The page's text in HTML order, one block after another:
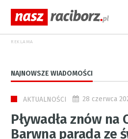
REKLAMA
NAJNOWSZE WIADOMOŚCI
AKTUALNOŚCI 28 czerwca
Pływadła znów na
Barwna parada ze